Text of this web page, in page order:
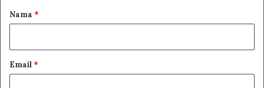
r
Nama *
Email*